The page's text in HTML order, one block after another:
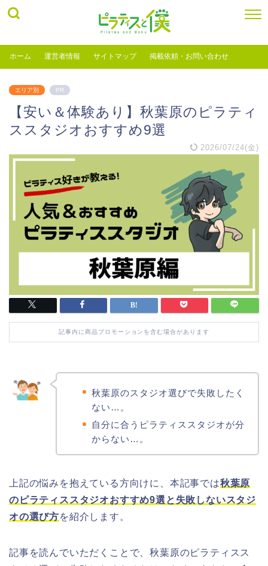
ホーム 運営者情報 サイトマップ 掲載依頼・お問い合わせ
エリア別 PR
【安い＆体験あり】秋葉原のピラティ
ススタジオおすすめ9選
2026/07/24(金)
記事内に商品プロモーションを含む場合があります
秋葉原のスタジオ選びで失敗したく
ない…。
自分に合うピラティススタジオが分
からない…。
上記の悩みを抱えている方向けに、本記事では秋葉原
のピラティススタジオおすすめ9選と失敗しないスタジ
オの選び方を紹介します。
記事を読んでいただくことで、秋葉原のピラティスス